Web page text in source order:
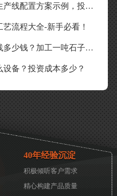
大型碎石机全套生产线配置方案示例，投资成本大概多少？
流程大全-新手必看！
石子厂一条生产线多少钱？加工一吨石子成本是多少？
备？投资成本多少？
40年经验沉淀
积极倾听客户需求
精心构建产品质量